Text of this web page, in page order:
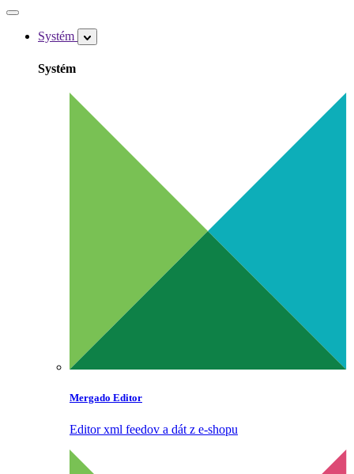
Systém
Systém
Mergado Editor
Editor xml feedov a dát z e‑shopu